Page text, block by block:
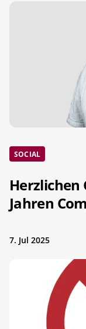
SOCIAL
Herzlichen
Jahren
7. Jul 2025